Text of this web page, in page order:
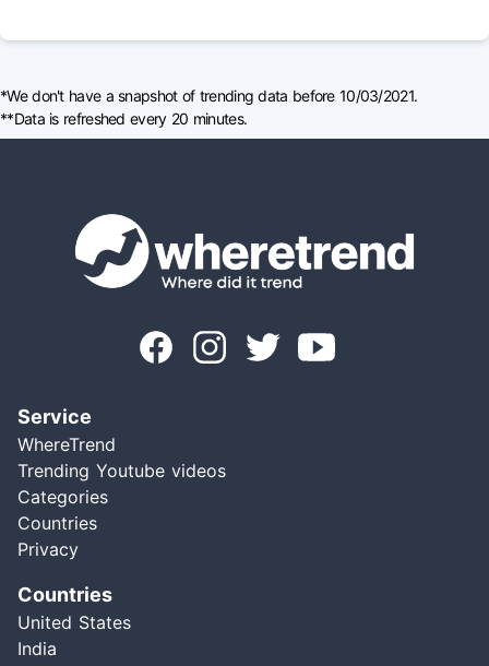
*We don't have a snapshot of trending data before 10/03/2021.
**Data is refreshed every 20 minutes.
Service
WhereTrend
Trending Youtube videos
Categories
Countries
Privacy
Countries
United States
India